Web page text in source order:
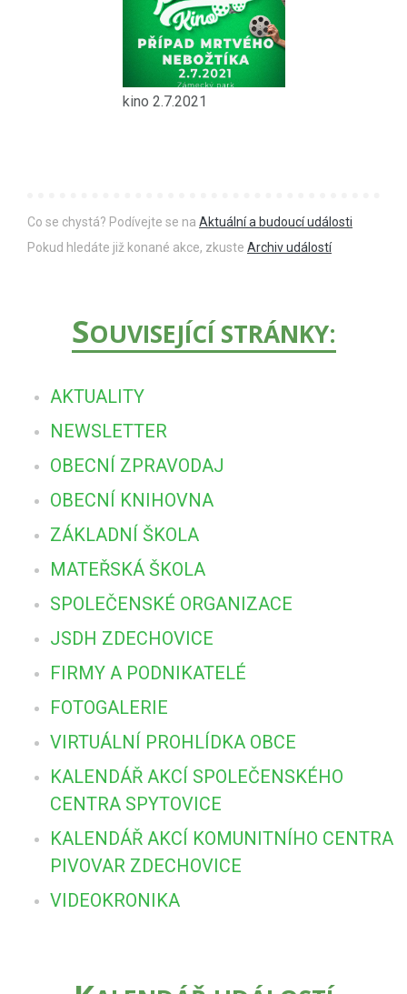
kino 2.7.2021
Co se chystá? Podívejte se na Aktuální a budoucí události
Pokud hledáte již konané akce, zkuste Archiv událostí
SOUVISEJÍCÍ STRÁNKY:
AKTUALITY
NEWSLETTER
OBECNÍ ZPRAVODAJ
OBECNÍ KNIHOVNA
ZÁKLADNÍ ŠKOLA
MATEŘSKÁ ŠKOLA
SPOLEČENSKÉ ORGANIZACE
JSDH ZDECHOVICE
FIRMY A PODNIKATELÉ
FOTOGALERIE
VIRTUÁLNÍ PROHLÍDKA OBCE
KALENDÁŘ AKCÍ SPOLEČENSKÉHO
CENTRA SPYTOVICE
KALENDÁŘ AKCÍ KOMUNITNÍHO CENTRA
PIVOVAR ZDECHOVICE
VIDEOKRONIKA